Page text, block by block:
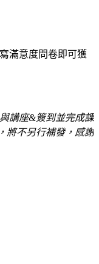
滿意度問卷即可獲
講座&簽到並完成課
將不另行補發，感謝